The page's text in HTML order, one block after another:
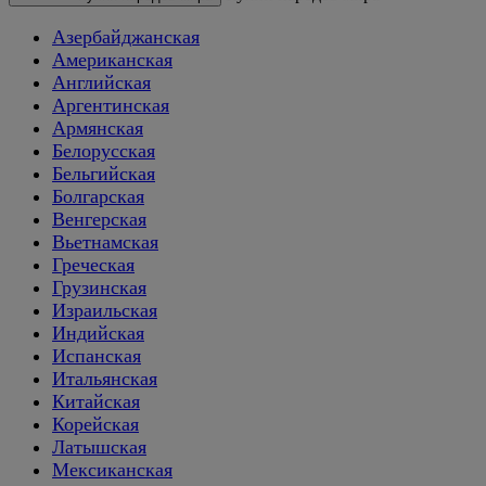
Азербайджанская
Американская
Английская
Аргентинская
Армянская
Белорусская
Бельгийская
Болгарская
Венгерская
Вьетнамская
Греческая
Грузинская
Израильская
Индийская
Испанская
Итальянская
Китайская
Корейская
Латышская
Мексиканская